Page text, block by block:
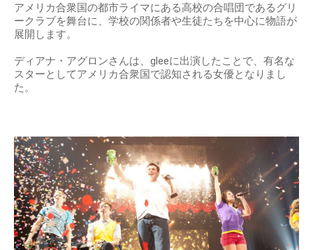
アメリカ合衆国の都市ライマにある高校の合唱団であるグリ
ークラブを舞台に、学校の関係者や生徒たちを中心に物語が
展開します。
ディアナ・アグロンさんは、gleeに出演したことで、有名な
スターとしてアメリカ合衆国で認知される女優となりまし
た。